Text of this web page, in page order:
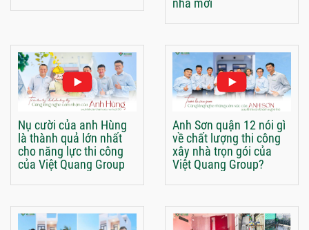
nhà mới
Nụ cười của anh Hùng
là thành quả lớn nhất
cho năng lực thi công
của Việt Quang Group
Anh Sơn quận 12 nói gì
về chất lượng thi công
xây nhà trọn gói của
Việt Quang Group?